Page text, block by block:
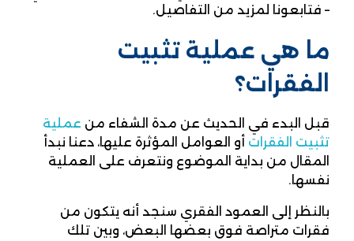
– فتابعونا لمزيد من التفاصيل.
ما هي عملية تثبيت
الفقرات؟
قبل البدء في الحديث عن مدة الشفاء من عملية
تثبيت الفقرات أو العوامل المؤثرة عليها، دعنا نبدأ
المقال من بداية الموضوع ونتعرف على العملية
نفسها.
بالنظر إلى العمود الفقري سنجد أنه يتكون من
فقرات متراصة فوق بعضها البعض، وبين تلك